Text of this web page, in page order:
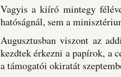
Vagyis a kiíró mintegy
hatóságnál, sem a
Augusztusban viszont az
kezdtek érkezni a papírok, a
a támogatói okiratát